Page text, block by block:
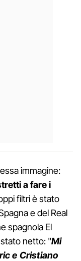
immagine:
a fare i
filtri è stato
e del Real
spagnola El
netto: "Mi
e Cristiano